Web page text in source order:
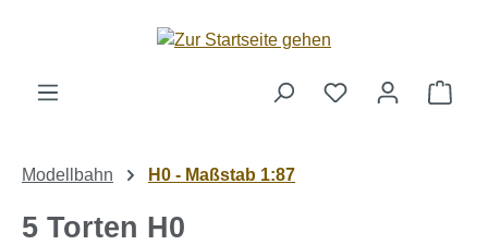
Zum Hauptinhalt springen
Modellbahn H0 - Maßstab 1:87
5 Torten H0